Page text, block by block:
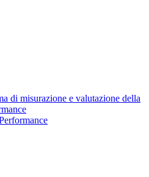
di misurazione e valutazione della